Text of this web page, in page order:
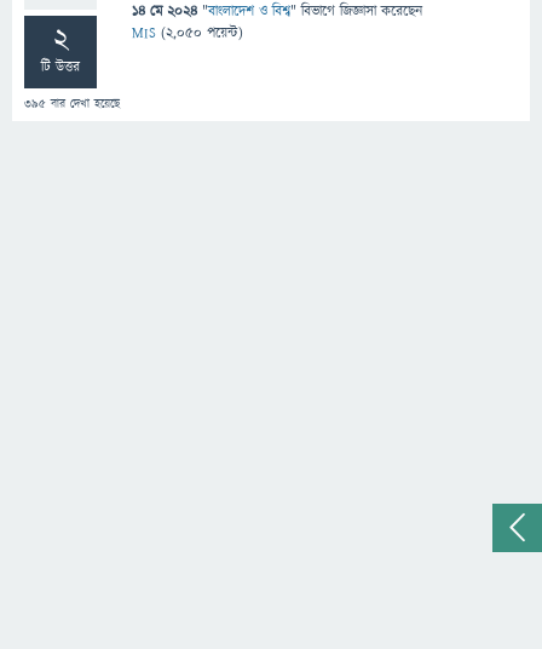
2
টি উত্তর
395 বার দেখা হয়েছে
14 মে 2024 "বাংলাদেশ ও বিশ্ব" বিভাগে জিজ্ঞাসাকরেছেন
MIS (2,050 পয়েন্ট)